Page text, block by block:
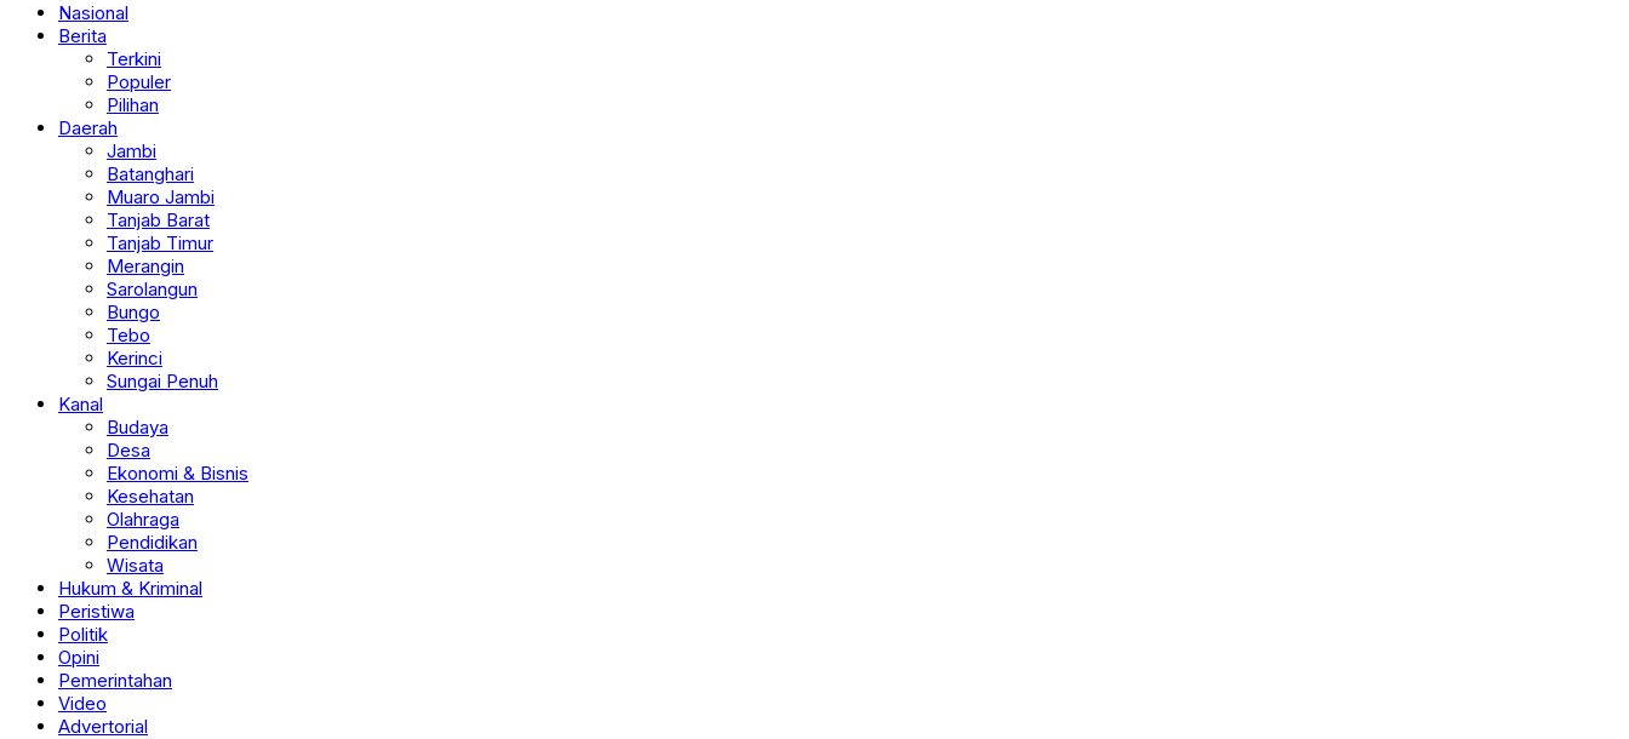
Nasional
Berita
Terkini
Populer
Pilihan
Daerah
Jambi
Batanghari
Muaro Jambi
Tanjab Barat
Tanjab Timur
Merangin
Sarolangun
Bungo
Tebo
Kerinci
Sungai Penuh
Kanal
Budaya
Desa
Ekonomi & Bisnis
Kesehatan
Olahraga
Pendidikan
Wisata
Hukum & Kriminal
Peristiwa
Politik
Opini
Pemerintahan
Video
Advertorial